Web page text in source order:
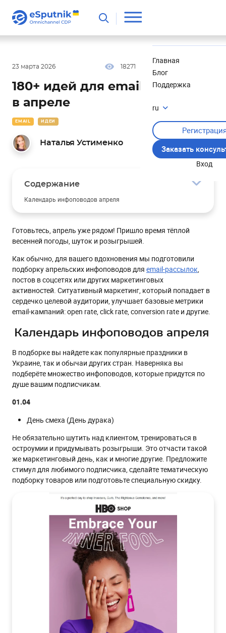
Главная
Блог
Поддержка
ru
Заказать
Вход
23 марта 2026 18271
EMAIL ИДЕИ
180+ идей для email-рассылок
в апреле
Наталья Устименко
Содержание
Календарь инфоповодов апреля
Интересные даты и праздники во всем мире
День в истории
Дни рождения
Готовьтесь, апрель уже рядом! Пришло время тёплой
весенней погоды, шуток и розыгрышей.
Как обычно, для вашего вдохновения мы подготовили
подборку апрельских инфоповодов для email-рассылок,
постов в соцсетях или других маркетинговых
активностей. Ситуативный маркетинг, который попадает в
сердечко целевой аудитории, улучшает базовые метрики
email-кампаний: open rate, click rate, conversion rate и другие.
Календарь инфоповодов апреля
В подборке вы найдете как популярные праздники в
Украине, так и обычаи других стран. Наверняка вы
подберёте множество инфоповодов, которые придутся по
душе вашим подписчикам.
01.04
День смеха (День дурака)
Не обязательно шутить над клиентом, тренироваться в
остроумии и придумывать розыгрыши. Это отчасти такой
же маркетинговый день, как и многие другие. Предложите
стимул для любимого подписчика, сделайте тематическую
подборку товаров или подготовьте специальную скидку.